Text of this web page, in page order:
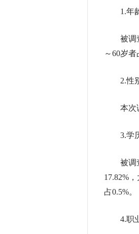
1.年
被调查
～60岁者
2.性
本次调
3.学
被调查
17.82%
占0.5%。
4.职